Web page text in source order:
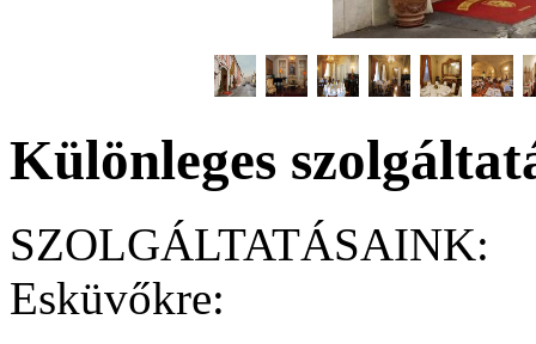
Különleges
SZOLGÁLTATÁSAINK:
Esküvőkre: